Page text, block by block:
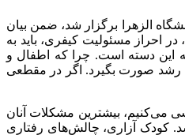
الزهرا برگزار شد، ضمن بیان
احراز مسئولیت کیفری، باید به
این دسته است. چرا که اطفال و
رشد صورت بگیرد. اگر در مقطعی
می‌کنیم، بیشترین مشکلات آنان
نوجوانی آنان بوده است. کلثوم اکبری نمونه‌ای از این پرونده‌ها است. قاتل سریالی که مرتکب به قتل عمدی بیش از ۱۰ انسان شد. کودک آزاری، چالش‌های رفتاری